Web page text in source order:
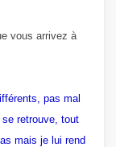
vous arrivez à
pas mal
retrouve, tout
mais je lui rend